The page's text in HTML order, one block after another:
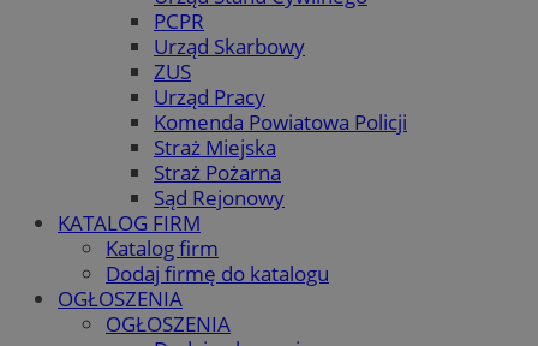
PCPR
Urząd Skarbowy
ZUS
Urząd Pracy
Komenda Powiatowa Policji
Straż Miejska
Straż Pożarna
Sąd Rejonowy
KATALOG FIRM
Katalog firm
Dodaj firmę do katalogu
OGŁOSZENIA
OGŁOSZENIA